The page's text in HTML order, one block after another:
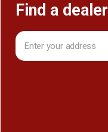
Find a dealer